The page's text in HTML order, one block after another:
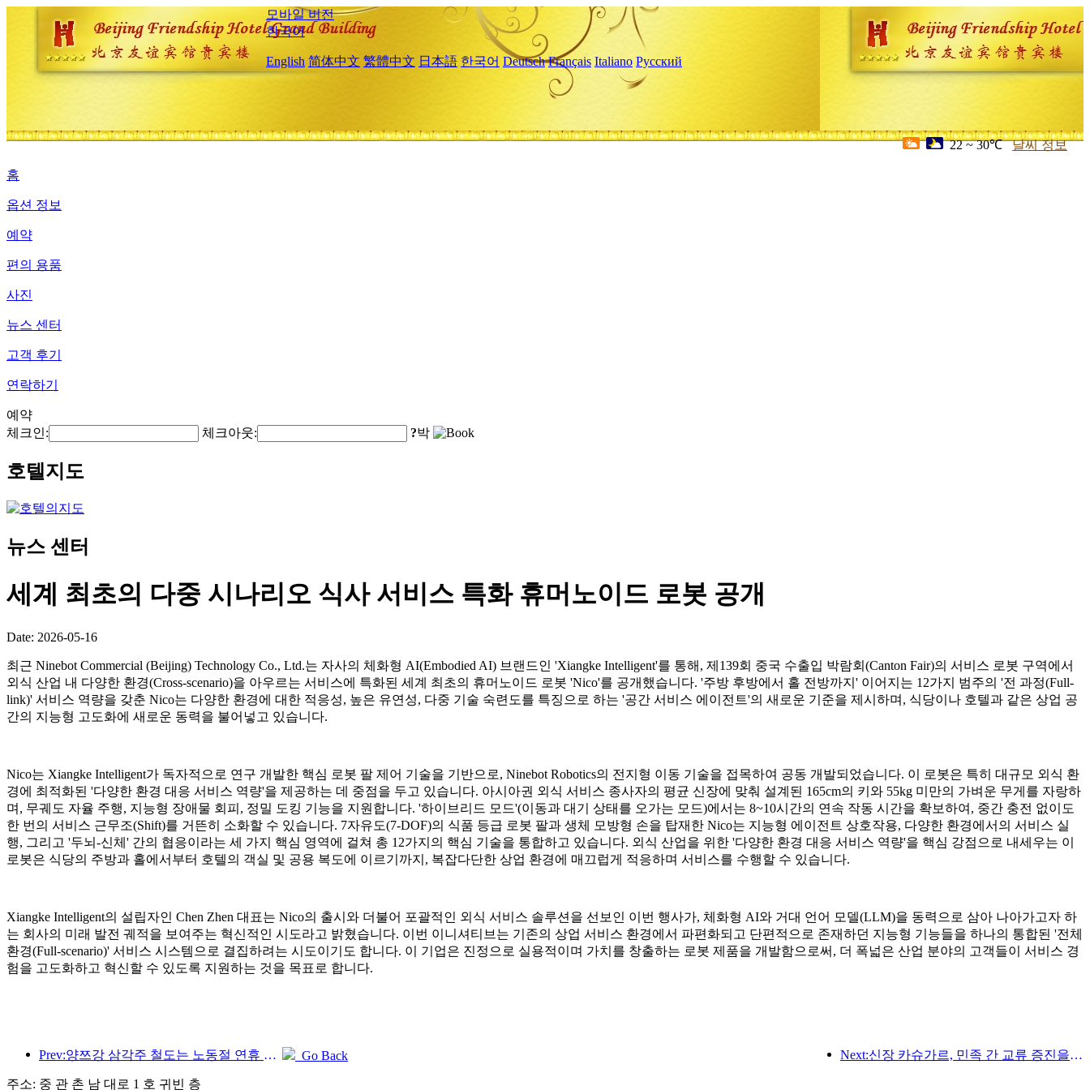
모바일 버전
한국어
English 简体中文 繁體中文 日本語 한국어 Deutsch Français Italiano Русский
22 ~ 30℃ 날씨 정보
홈
옵션 정보
예약
편의 용품
사진
뉴스 센터
고객 후기
연락하기
예약
체크인:
체크아웃: ?박
호텔지도
뉴스 센터
세계 최초의 다중 시나리오 식사 서비스 특화 휴머노이드 로봇 공개
Date: 2026-05-16
최근 Ninebot Commercial (Beijing) Technology Co., Ltd.는 자사의 체화형 AI(Embodied AI) 브랜드인 'Xiangke Intelligent'를 통해, 제139회 중국 수출입 박람회(Canton Fair)의 서비스 로봇 구역에서
외식 산업 내 다양한 환경(Cross-scenario)을 아우르는 서비스에 특화된 세계 최초의 휴머노이드 로봇 'Nico'를 공개했습니다. '주방 후방에서 홀 전방까지' 이어지는 12가지 범주의 '전 과정(Full-
link)' 서비스 역량을 갖춘 Nico는 다양한 환경에 대한 적응성, 높은 유연성, 다중 기술 숙련도를 특징으로 하는 '공간 서비스 에이전트'의 새로운 기준을 제시하며, 식당이나 호텔과 같은 상업 공
간의 지능형 고도화에 새로운 동력을 불어넣고 있습니다.
Nico는 Xiangke Intelligent가 독자적으로 연구 개발한 핵심 로봇 팔 제어 기술을 기반으로, Ninebot Robotics의 전지형 이동 기술을 접목하여 공동 개발되었습니다. 이 로봇은 특히 대규모 외식 환
경에 최적화된 '다양한 환경 대응 서비스 역량'을 제공하는 데 중점을 두고 있습니다. 아시아권 외식 서비스 종사자의 평균 신장에 맞춰 설계된 165cm의 키와 55kg 미만의 가벼운 무게를 자랑하
며, 무궤도 자율 주행, 지능형 장애물 회피, 정밀 도킹 기능을 지원합니다. '하이브리드 모드'(이동과 대기 상태를 오가는 모드)에서는 8~10시간의 연속 작동 시간을 확보하여, 중간 충전 없이도
한 번의 서비스 근무조(Shift)를 거뜬히 소화할 수 있습니다. 7자유도(7-DOF)의 식품 등급 로봇 팔과 생체 모방형 손을 탑재한 Nico는 지능형 에이전트 상호작용, 다양한 환경에서의 서비스 실
행, 그리고 '두뇌-신체' 간의 협응이라는 세 가지 핵심 영역에 걸쳐 총 12가지의 핵심 기술을 통합하고 있습니다. 외식 산업을 위한 '다양한 환경 대응 서비스 역량'을 핵심 강점으로 내세우는 이
로봇은 식당의 주방과 홀에서부터 호텔의 객실 및 공용 복도에 이르기까지, 복잡다단한 상업 환경에 매끄럽게 적응하며 서비스를 수행할 수 있습니다.
Xiangke Intelligent의 설립자인 Chen Zhen 대표는 Nico의 출시와 더불어 포괄적인 외식 서비스 솔루션을 선보인 이번 행사가, 체화형 AI와 거대 언어 모델(LLM)을 동력으로 삼아 나아가고자 하
는 회사의 미래 발전 궤적을 보여주는 혁신적인 시도라고 밝혔습니다. 이번 이니셔티브는 기존의 상업 서비스 환경에서 파편화되고 단편적으로 존재하던 지능형 기능들을 하나의 통합된 '전체
환경(Full-scenario)' 서비스 시스템으로 결집하려는 시도이기도 합니다. 이 기업은 진정으로 실용적이며 가치를 창출하는 로봇 제품을 개발함으로써, 더 폭넓은 산업 분야의 고객들이 서비스 경
험을 고도화하고 혁신할 수 있도록 지원하는 것을 목표로 합니다.
Prev:양쯔강 삼각주 철도는 노동절 연휴 기간 동안 2,138만 명이 넘는 승객을 수송했습니다. Next:신장 카슈가르, 민족 간 교류 증진을 위한 관광 홍보 행사 개최
Go Back
주소: 중 관 촌 남 대로 1 호 귀빈 층